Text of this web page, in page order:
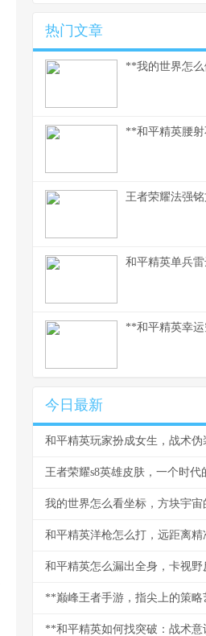
热门文章
**我的世界怎
**和平精英腰
王者荣耀法强
和平精英单兵
**和平精英幸
今日最新
我的世界怎么看坐标，方块宇
和平精英洋枪怎么打，远距离
和平精英怎么漏出全身，卡视野
**巅峰王者手游，指尖上的策